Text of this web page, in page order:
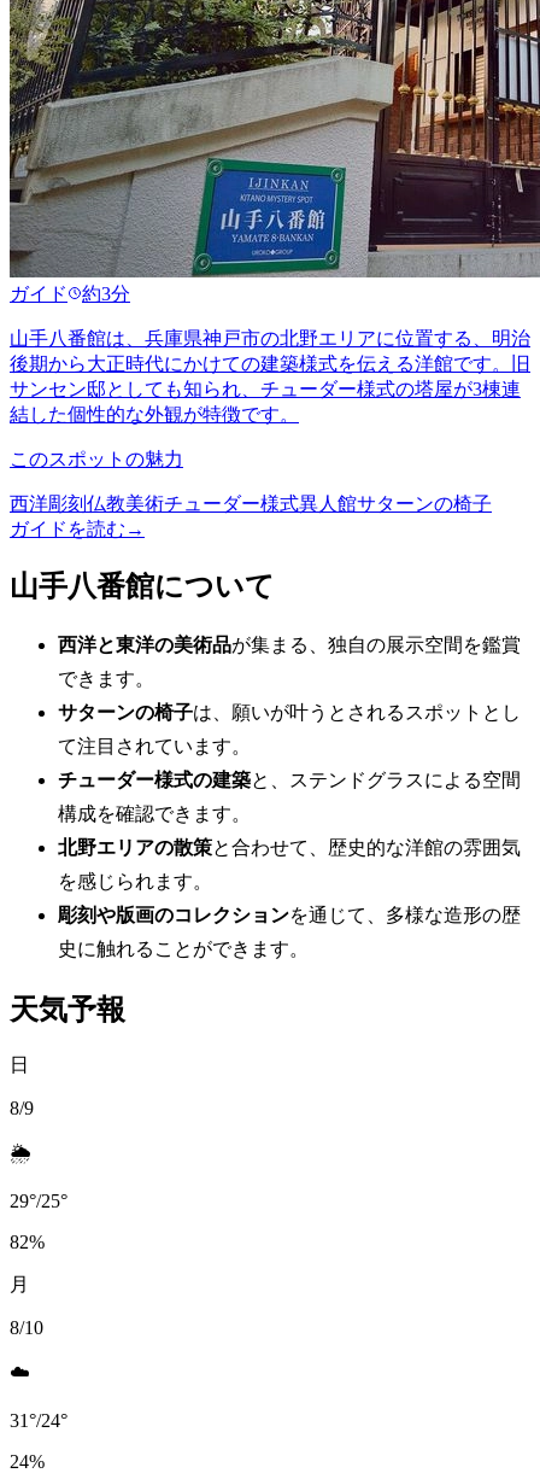
ガイド 約3分
山手八番館は、兵庫県神戸市の北野エリアに位置する、明治
後期から大正時代にかけての建築様式を伝える洋館です。旧
サンセン邸としても知られ、チューダー様式の塔屋が3棟連
結した個性的な外観が特徴です。
このスポットの魅力
西洋彫刻 仏教美術チューダー様式異人館サターンの椅子
ガイドを読む →
山手八番館について
西洋と東洋の美術品が集まる、独自の展示空間を鑑賞
できます。
サターンの椅子は、願いが叶うとされるスポットとし
て注目されています。
チューダー様式の建築と、ステンドグラスによる空間
構成を確認できます。
北野エリアの散策と合わせて、歴史的な洋館の雰囲気
を感じられます。
彫刻や版画のコレクションを通じて、多様な造形の歴
史に触れることができます。
天気予報
日
8/9
🌦️
29°/25°
82%
月
8/10
☁️
31°/24°
24%